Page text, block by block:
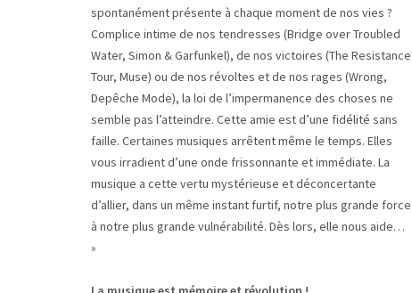
spontanément présente à chaque moment de nos vies ?
Complice intime de nos tendresses (Bridge over Troubled
Water, Simon & Garfunkel), de nos victoires (The Resistance
Tour, Muse) ou de nos révoltes et de nos rages (Wrong,
Depêche Mode), la loi de l’impermanence des choses ne
semble pas l’atteindre. Cette amie est d’une fidélité sans
faille. Certaines musiques arrêtent même le temps. Elles
vous irradient d’une onde frissonnante et immédiate. La
musique a cette vertu mystérieuse et déconcertante
d’allier, dans un même instant furtif, notre plus grande force
à notre plus grande vulnérabilité. Dès lors, elle nous aide…
»